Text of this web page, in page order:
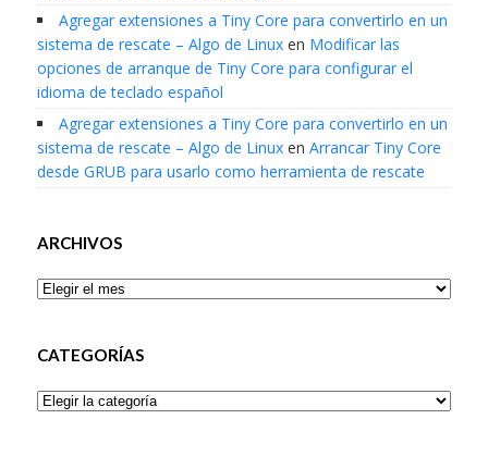
Agregar extensiones a Tiny Core para convertirlo en un
sistema de rescate – Algo de Linuxen Modificar las
opciones de arranque de Tiny Core para configurar el
idioma de teclado español
Agregar extensiones a Tiny Core para convertirlo en un
sistema de rescate – Algo de Linuxen Arrancar Tiny Core
desde GRUB para usarlo como herramienta de rescate
ARCHIVOS
Archivos
CATEGORÍAS
Categorías